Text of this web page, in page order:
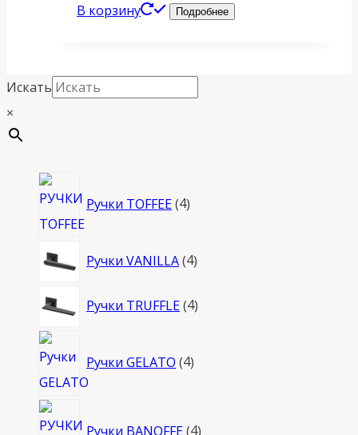
В корзину
Подробнее
Искать
×
Ручки TOFFEE 4товара
Ручки VANILLA 44
Ручки TRUFFLE 44
Ручки GELATO 4товара
Ручки BANOFFE 4